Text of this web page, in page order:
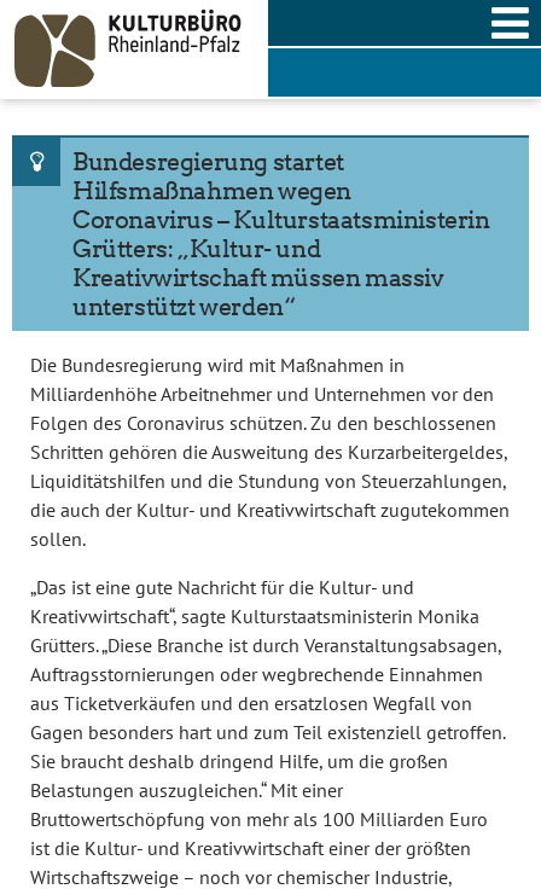
Skip
content
Bundesregierung startet
Hilfsmaßnahmen wegen
Coronavirus – Kulturstaatsministerin
Grütters: „Kultur- und
Kreativwirtschaft müssen massiv
unterstützt werden“
Die Bundesregierung wird mit Maßnahmen in
Milliardenhöhe Arbeitnehmer und Unternehmen vor den
Folgen des Coronavirus schützen. Zu den beschlossenen
Schritten gehören die Ausweitung des Kurzarbeitergeldes,
Liquiditätshilfen und die Stundung von Steuerzahlungen,
die auch der Kultur- und Kreativwirtschaft zugutekommen
sollen.
„Das ist eine gute Nachricht für die Kultur- und
Kreativwirtschaft“, sagte Kulturstaatsministerin Monika
Grütters. „Diese Branche ist durch Veranstaltungsabsagen,
Auftragsstornierungen oder wegbrechende Einnahmen
aus Ticketverkäufen und den ersatzlosen Wegfall von
Gagen besonders hart und zum Teil existenziell getroffen.
Sie braucht deshalb dringend Hilfe, um die großen
Belastungen auszugleichen.“ Mit einer
Bruttowertschöpfung von mehr als 100 Milliarden Euro
ist die Kultur- und Kreativwirtschaft einer der größten
Wirtschaftszweige – noch vor chemischer Industrie,